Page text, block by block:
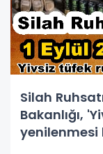
Silah
Bakanlığı,
yenilenmesi